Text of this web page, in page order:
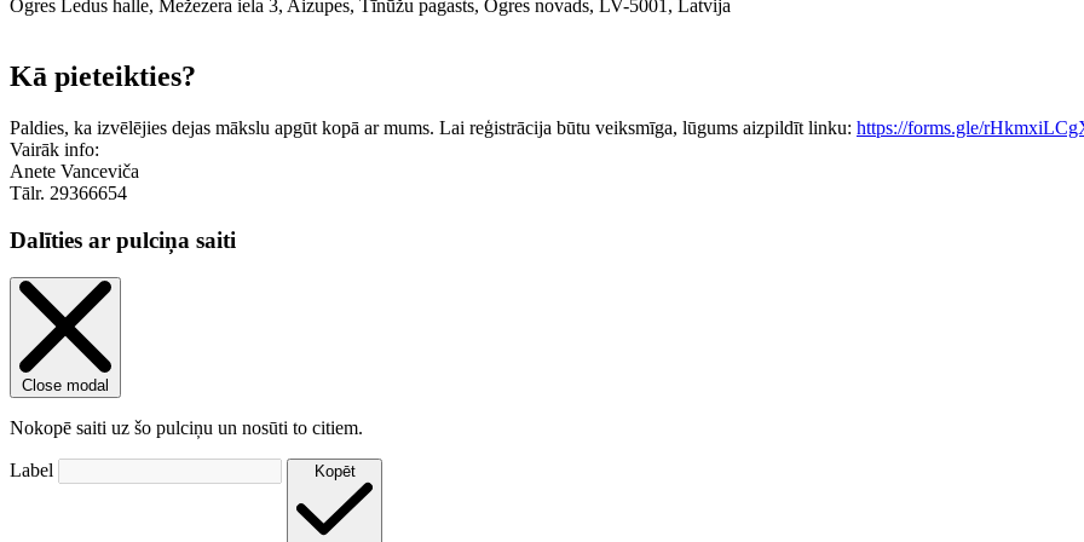
Ogres Ledus halle, Mežezera iela 3, Aizupes, Tīnūžu pagasts, Ogres novads, LV-5001, Latvija
+
Kā pieteikties?
Paldies, ka izvēlējies dejas mākslu apgūt kopā ar mums. Lai reģistrācija būtu veiksmīga, lūgums aizpildīt linku: https://forms.gle/
Vairāk info:
Anete Vanceviča
Tālr. 29366654
Dalīties ar pulciņa saiti
Close modal
Nokopē saiti uz šo pulciņu un nosūti to citiem.
Label Kopēt